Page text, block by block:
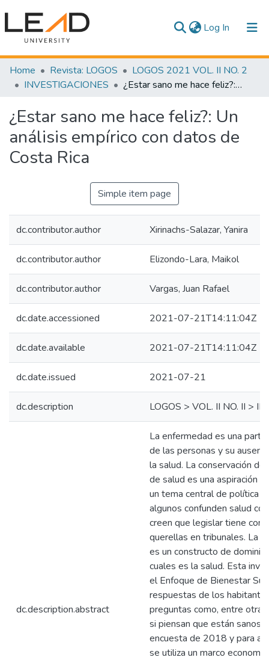
Log In (current)
Communities & Collections
All of DSpace
Statistics
Home Revista: LOGOS
LOGOS 2021 VOL. II NO. 2
INVESTIGACIONES
¿Estar sano me hace feliz?: Un análisis empírico con datos de Costa Rica
¿Estar sano me hace feliz?: Un
análisis empírico con datos de
Costa Rica
Simple item page
dc.contributor.author Xirinachs-Salazar, Yanira
dc.contributor.author Elizondo-Lara, Maikol
dc.contributor.author Vargas, Juan Rafael
dc.date.accessioned 2021-07-21T14:11:04Z
dc.date.available 2021-07-21T14:11:04Z
dc.date.issued 2021-07-21
dc.description LOGOS > VOL. II NO. II >
dc.description.abstract
La enfermedad es una
de las personas y su
la salud. La conservación de
de salud es una aspiración
un tema central de política
algunos confunden salud
creen que legislar tiene
querellas en tribunales. La
es un constructo de
cuales es la salud. Esta
el Enfoque de Bienestar
respuestas de los
preguntas como, entre
si piensan que están sanos.
encuesta de 2018 y para
se utiliza un marco